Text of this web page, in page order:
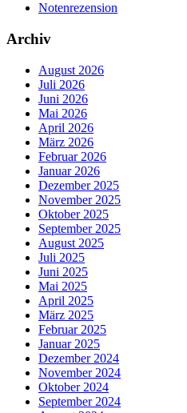
Notenrezension
Archiv
August 2026
Juli 2026
Juni 2026
Mai 2026
April 2026
März 2026
Februar 2026
Januar 2026
Dezember 2025
November 2025
Oktober 2025
September 2025
August 2025
Juli 2025
Juni 2025
Mai 2025
April 2025
März 2025
Februar 2025
Januar 2025
Dezember 2024
November 2024
Oktober 2024
September 2024